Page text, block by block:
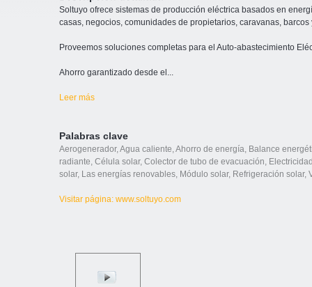
Soltuyo ofrece sistemas de producción eléctrica basados en
casas, negocios, comunidades de propietarios, caravanas,
Proveemos soluciones completas para el Auto-abastecimiento
Ahorro garantizado desde el ...
Leer más
Palabras clave
Aerogenerador,Agua caliente,Ahorro de energía, Balance
radiante, Célula solar, Colector de tubo de evacuación,
solar, Las energías renovables, Módulo solar, Refrigeración solar,
Visitar página: www.soltuyo.com